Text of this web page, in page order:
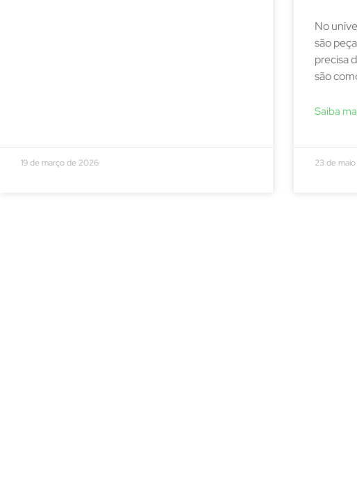
19 de março de 2026
No
são
precisa
são
Saiba
23 de